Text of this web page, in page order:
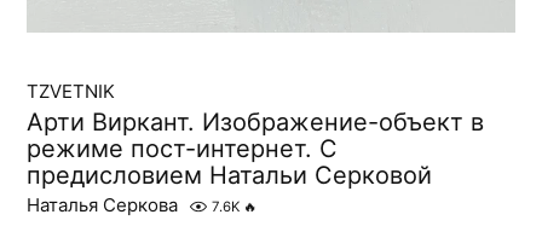
TZVETNIK
Арти Виркант. Изображение-объект в
режиме пост-интернет. С
предисловием Натальи Серковой
Наталья Серкова 7.6K 🔥